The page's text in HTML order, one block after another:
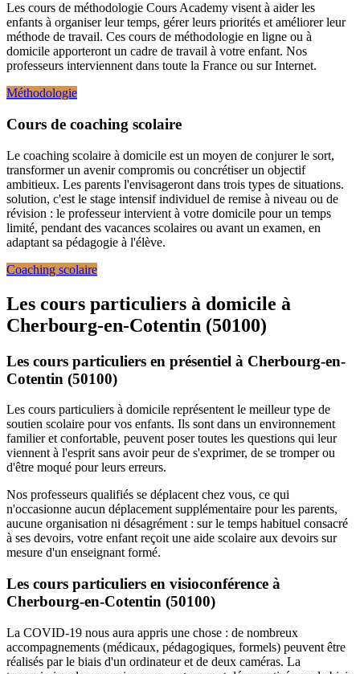
Les cours de méthodologie Cours Academy visent à aider les
enfants à organiser leur temps, gérer leurs priorités et améliorer leur
méthode de travail. Ces cours de méthodologie en ligne ou à
domicile apporteront un cadre de travail à votre enfant. Nos
professeurs interviennent dans toute la France ou sur Internet.
Méthodologie
Cours de coaching scolaire
Le coaching scolaire à domicile est un moyen de conjurer le sort,
transformer un avenir compromis ou concrétiser un objectif
ambitieux. Les parents l'envisageront dans trois types de situations.
solution, c'est le stage intensif individuel de remise à niveau ou de
révision : le professeur intervient à votre domicile pour un temps
limité, pendant des vacances scolaires ou avant un examen, en
adaptant sa pédagogie à l'élève.
Coaching scolaire
Les cours particuliers à domicile à
Cherbourg-en-Cotentin (50100)
Les cours particuliers en présentiel à Cherbourg-en-
Cotentin (50100)
Les cours particuliers à domicile représentent le meilleur type de
soutien scolaire pour vos enfants. Ils sont dans un environnement
familier et confortable, peuvent poser toutes les questions qui leur
viennent à l'esprit sans avoir peur de s'exprimer, de se tromper ou
d'être moqué pour leurs erreurs.
Nos professeurs qualifiés se déplacent chez vous, ce qui
n'occasionne aucun déplacement supplémentaire pour les parents,
aucune organisation ni désagrément : sur le temps habituel consacré
à ses devoirs, votre enfant reçoit une aide scolaire aux devoirs sur
mesure d'un enseignant formé.
Les cours particuliers en visioconférence à
Cherbourg-en-Cotentin (50100)
La COVID-19 nous aura appris une chose : de nombreux
accompagnements (médicaux, pédagogiques, formels) peuvent être
réalisés par le biais d'un ordinateur et de deux caméras. La